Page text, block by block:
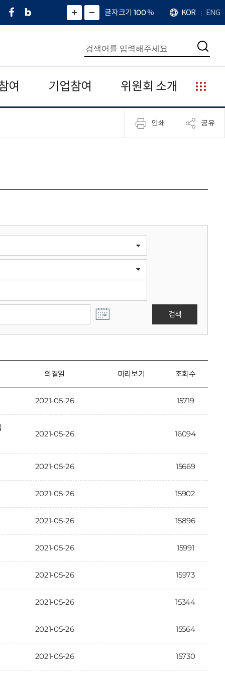
페
네
그
)
화
면
면
소
확
대
치
글자크기 100%
언
어
KOR ENG
통
합
검
색
검
여 기업참여 위원회 소개
누
리
집
안
인쇄 공유
검색
의결일 미리보기 조회수
2021-05-26 15719
2021-05-26 16094
2021-05-26 15669
2021-05-26 15902
2021-05-26 15896
2021-05-26 15991
2021-05-26 15973
2021-05-26 15344
2021-05-26 15564
2021-05-26 15730